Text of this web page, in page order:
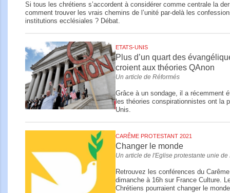
Si tous les chrétiens s’accordent à considérer comme centrale la
comment trouver les vrais chemins de l’unité par-delà les
institutions ecclésiales ? Débat.
ETATS-UNIS
Plus d’un quart des
croient aux théories QAnon
Un article de Réformés
Grâce à un sondage, il a récemment
les théories conspirationnistes ont la
Unis.
CARÊME PROTESTANT 2021
Changer le monde
Un article de l'Eglise protestante unie de
Retrouvez les conférences du
dimanche à 16h sur France Culture.
Chrétiens pourraient changer le